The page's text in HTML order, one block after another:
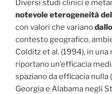
Diversi studi clinici e
notevole eterogeneità
con valori che variano
contesto geografico,
Colditz et al. (1994), in
riportano un’efficacia
spaziano da efficacia nulla
Georgia e Alabama negli